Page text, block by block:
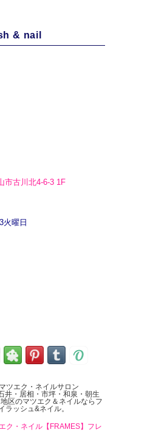
& nail
市古川北4-6-3 1F
火曜日
ツエク・ネイルサロン
井・居相・市坪・和泉・朝生
区のマツエク＆ネイルならフ
ラッシュ&ネイル。
ク・ネイル【FRAMES】フレ